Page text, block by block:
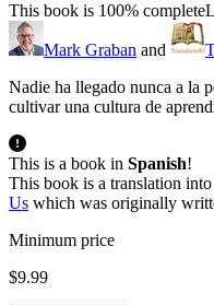
This book is 100% complete
Mark Graban and
Nadie ha llegado nunca a la
cultivar una cultura de
This is a book in Spanish!
This book is a translation
Us which was originally
Minimum price
$9.99